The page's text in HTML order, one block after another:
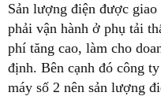
Sản lượng điện được
phải vận hành ở phụ tải
phí tăng cao, làm cho
định. Bên cạnh đó công
máy số 2 nên sản lượng